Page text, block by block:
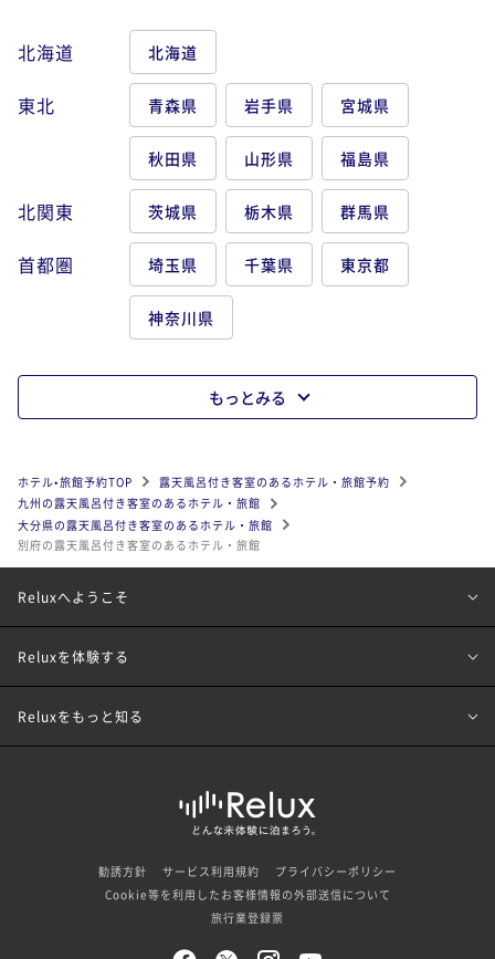
北海道 北海道
東北 青森県 岩手県 宮城県
秋田県 山形県 福島県
北関東 茨城県 栃木県 群馬県
首都圏 埼玉県 千葉県 東京都
神奈川県
もっとみる
ホテル•旅館予約TOP
露天風呂付き客室のあるホテル・旅館予約
九州の露天風呂付き客室のあるホテル・旅館
大分県の露天風呂付き客室のあるホテル・旅館
別府の露天風呂付き客室のあるホテル・旅館
Reluxへようこそ
Reluxを体験する
Reluxをもっと知る
勧誘方針 サービス利用規約
プライバシーポリシー
Cookie等を利用したお客様情報の外部送信について
旅行業登録票